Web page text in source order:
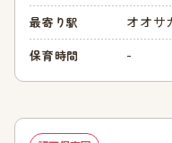
最寄り駅 オオサ
保育時間 -